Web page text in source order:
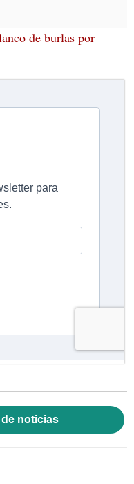
de burlas por
noticias